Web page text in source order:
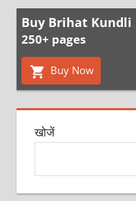
Buy Brihat Kundli
250+ pages
Buy Now
खोजें